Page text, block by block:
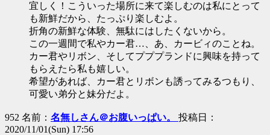
宜しく！こういった場所に来て楽しむのは私にとって
も新鮮だから、たっぷり楽しむよ。
折角の新鮮な体験、無駄にはしたくないから。
この一週間で私やカー君…、あ、カービィのことね。
カー君やリボン、そしてプププランドに興味を持って
もらえたら私も嬉しい。
希望があれば、カー君とリボンも誘ってみるつもり、
可愛い弟分と妹分だよ。
952 名前： 名無しさん＠お腹いっぱい。 投稿日：
2020/11/01(Sun) 17:56